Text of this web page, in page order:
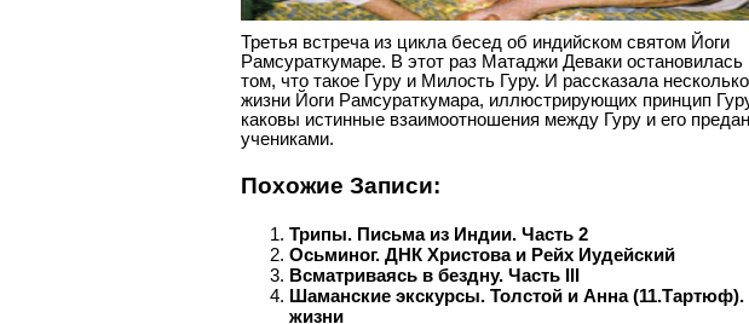
Третья встреча из цикла бесед об индийском святом Йоги
Рамсураткумаре. В этот раз Матаджи Деваки остановилась
том, что такое Гуру и Милость Гуру. И рассказала
жизни Йоги Рамсураткумара, иллюстрирующих принцип
каковы истинные взаимоотношения между Гуру и его
учениками.
Похожие Записи:
Трипы. Письма из Индии. Часть 2
Осьминог. ДНК Христова и Рейх Иудейский
Всматриваясь в бездну. Часть III
Шаманские экскурсы. Толстой и Анна (11.Тартюф).
жизни